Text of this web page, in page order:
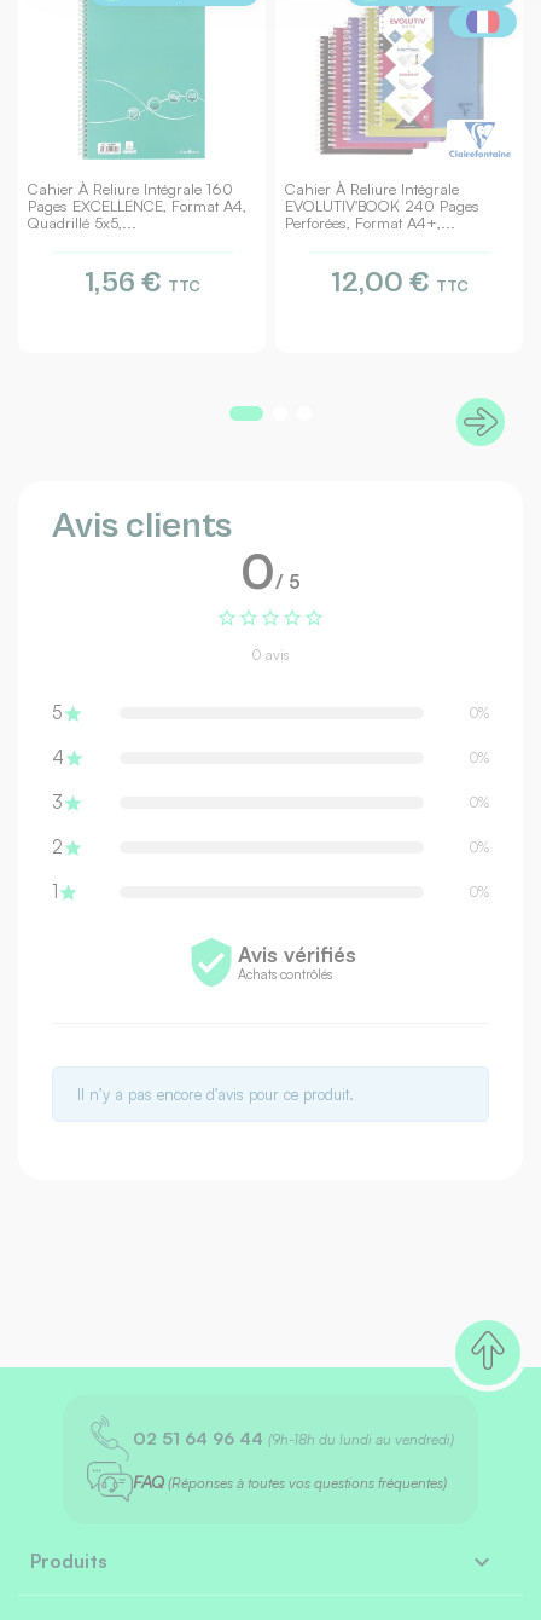
Cahier À Reliure Intégrale 160
Pages EXCELLENCE, Format A4,
Quadrillé 5x5,...
1,56 € TTC
Cahier À Reliure Intégrale
EVOLUTIV'BOOK 240 Pages
Perforées, Format A4+,...
12,00 € TTC
Avis clients
0/ 5
    
0 avis
5 0%
4 0%
3 0%
2 0%
1 0%
 Avis vérifiés
Achats contrôlés
Il n’y a pas encore d’avis pour ce produit.
02 51 64 96 44 (9h-18h du lundi au vendredi)
FAQ (Réponses à toutes vos questions fréquentes)
Produits 